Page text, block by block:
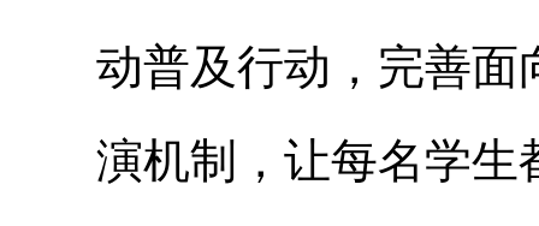
动普及行动，完善面
演机制，让每名学生